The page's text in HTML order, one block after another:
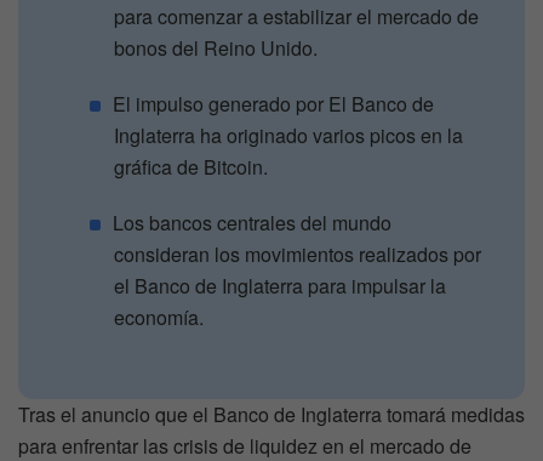
para comenzar a estabilizar el mercado de
bonos del Reino Unido.
El impulso generado por El Banco de
Inglaterra ha originado varios picos en la
gráfica de Bitcoin.
Los bancos centrales del mundo
consideran los movimientos realizados por
el Banco de Inglaterra para impulsar la
economía.
Tras el anuncio que el Banco de Inglaterra tomará medidas
para enfrentar las crisis de liquidez en el mercado de